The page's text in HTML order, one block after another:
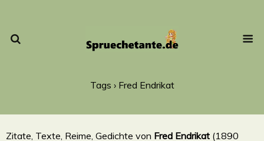
Tags › Fred Endrikat
Zitate, Texte, Reime, Gedichte von Fred Endrikat (1890